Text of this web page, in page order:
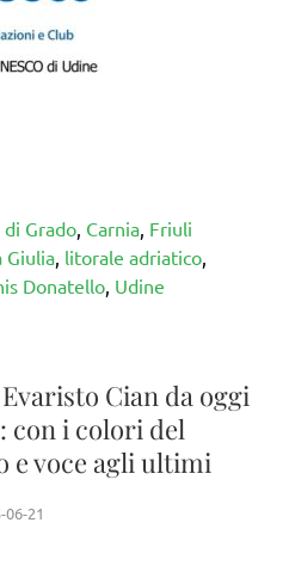
di Grado, Carnia, Friuli
Giulia, litorale adriatico,
Donatello, Udine
Cian da oggi
con i colori del
e voce agli ultimi
06-21